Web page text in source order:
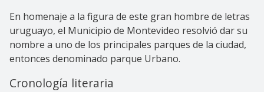
En homenaje a la figura de este gran hombre de letras
uruguayo, el Municipio de Montevideo resolvió dar su
nombre a uno de los principales parques de la ciudad,
entonces denominado parque Urbano.
Cronología literaria